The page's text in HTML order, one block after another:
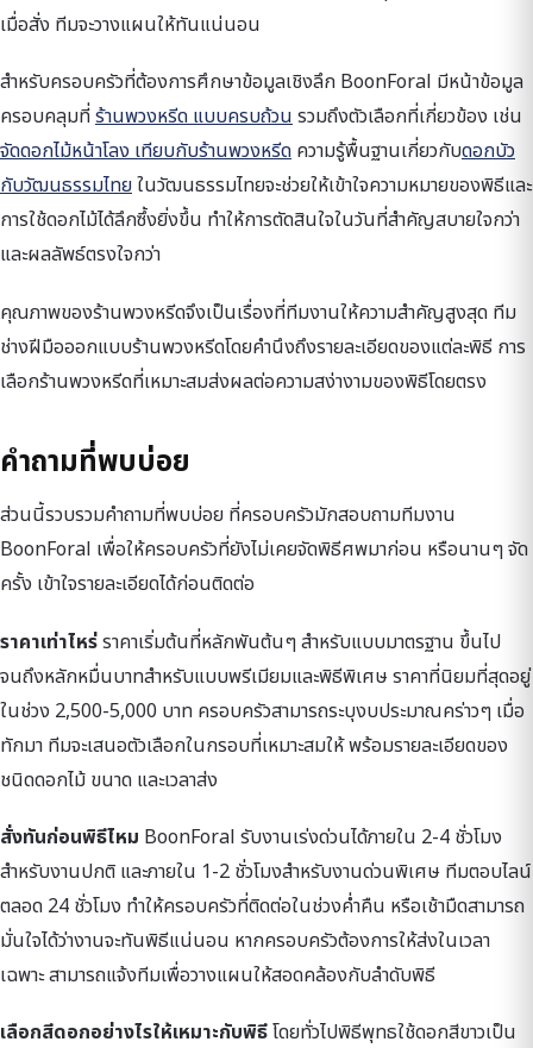
เมื่อสั่ง ทีมจะวางแผนให้ทันแน่นอน
สำหรับครอบครัวที่ต้องการศึกษาข้อมูลเชิงลึก BoonForal มีหน้าข้อมูล
ครอบคลุมที่ร้านพวงหรีด แบบครบถ้วนรวมถึงตัวเลือกที่เกี่ยวข้อง เช่น
จัดดอกไม้หน้าโลง เทียบกับร้านพวงหรีด ความรู้พื้นฐานเกี่ยวกับดอกบัว
กับวัฒนธรรมไทยในวัฒนธรรมไทยจะช่วยให้เข้าใจความหมายของพิธีและ
การใช้ดอกไม้ได้ลึกซึ้งยิ่งขึ้น ทำให้การตัดสินใจในวันที่สำคัญสบายใจกว่า
และผลลัพธ์ตรงใจกว่า
คุณภาพของร้านพวงหรีดจึงเป็นเรื่องที่ทีมงานให้ความสำคัญสูงสุด ทีม
ช่างฝีมือออกแบบร้านพวงหรีดโดยคำนึงถึงรายละเอียดของแต่ละพิธี การ
เลือกร้านพวงหรีดที่เหมาะสมส่งผลต่อความสง่างามของพิธีโดยตรง
คำถามที่พบบ่อย
ส่วนนี้รวบรวมคำถามที่พบบ่อย ที่ครอบครัวมักสอบถามทีมงาน
BoonForal เพื่อให้ครอบครัวที่ยังไม่เคยจัดพิธีศพมาก่อน หรือนานๆ จัด
ครั้ง เข้าใจรายละเอียดได้ก่อนติดต่อ
ราคาเท่าไหร่ราคาเริ่มต้นที่หลักพันต้นๆ สำหรับแบบมาตรฐาน ขึ้นไป
จนถึงหลักหมื่นบาทสำหรับแบบพรีเมียมและพิธีพิเศษ ราคาที่นิยมที่สุดอยู่
ในช่วง 2,500-5,000 บาท ครอบครัวสามารถระบุงบประมาณคร่าวๆ เมื่อ
ทักมา ทีมจะเสนอตัวเลือกในกรอบที่เหมาะสมให้ พร้อมรายละเอียดของ
ชนิดดอกไม้ ขนาด และเวลาส่ง
สั่งทันก่อนพิธีไหม BoonForal รับงานเร่งด่วนได้ภายใน 2-4 ชั่วโมง
สำหรับงานปกติ และภายใน 1-2 ชั่วโมงสำหรับงานด่วนพิเศษ ทีมตอบไลน์
ตลอด 24 ชั่วโมง ทำให้ครอบครัวที่ติดต่อในช่วงค่ำคืน หรือเช้ามืดสามารถ
มั่นใจได้ว่างานจะทันพิธีแน่นอน หากครอบครัวต้องการให้ส่งในเวลา
เฉพาะ สามารถแจ้งทีมเพื่อวางแผนให้สอดคล้องกับลำดับพิธี
เลือกสีดอกอย่างไรให้เหมาะกับพิธีโดยทั่วไปพิธีพุทธใช้ดอกสีขาวเป็น